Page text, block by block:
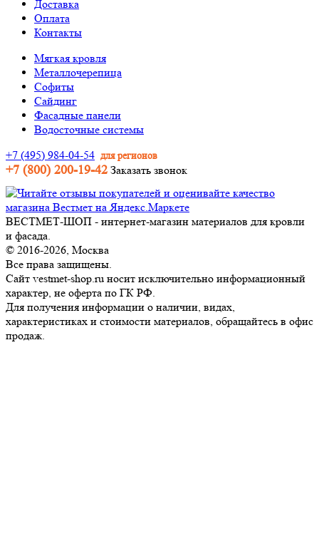
Доставка
Оплата
Контакты
Мягкая кровля
Металлочерепица
Софиты
Сайдинг
Фасадные панели
Водосточные системы
+7 (495) 984-04-54 для регионов
+7 (800) 200-19-42 Заказать звонок
ВЕСТМЕТ-ШОП - интернет-магазин материалов для кровли
и фасада.
© 2016-2026, Москва
Все права защищены.
Сайт vestmet-shop.ru носит исключительно информационный
характер, не оферта по ГК РФ.
Для получения информации о наличии, видах,
характеристиках и стоимости материалов, обращайтесь в офис
продаж.